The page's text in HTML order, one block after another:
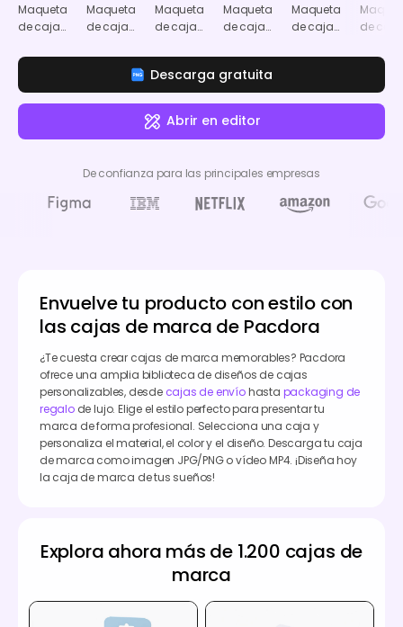
Maqueta
de caja
con
colgante
Maqueta
de caja
cuadrada
Maqueta
de caja
lateral
Maqueta
de caja
perfume
tipo cajón
con funda
Maqueta
de caja
cuadrada
de caja
Descarga gratuita
Abrir en editor
De confianza para las principales empresas
Envuelve tu producto con estilo con
las cajas de marca de Pacdora
¿Te cuesta crear cajas de marca memorables? Pacdora
ofrece una amplia biblioteca de diseños de cajas
personalizables, desde cajas de envíohasta packaging de
regalode lujo. Elige el estilo perfecto para presentar tu
marca de forma profesional. Selecciona una caja y
personaliza el material, el color y el diseño. Descarga tu caja
de marca como imagen JPG/PNG o vídeo MP4. ¡Diseña hoy
la caja de marca de tus sueños!
Explora ahora más de 1.200 cajas de
marca